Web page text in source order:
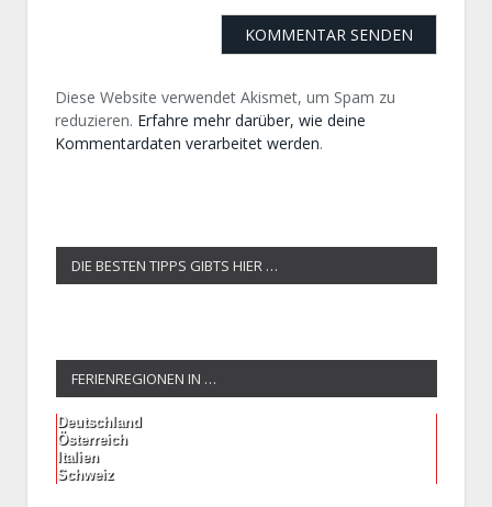
Diese Website verwendet Akismet, um Spam zu
reduzieren. Erfahre mehr darüber, wie deine
Kommentardaten verarbeitet werden.
DIE BESTEN TIPPS GIBTS HIER …
FERIENREGIONEN IN …
Deutschland
Österreich
Italien
Schweiz